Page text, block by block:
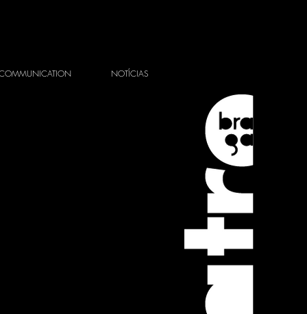
NOTÍCIAS